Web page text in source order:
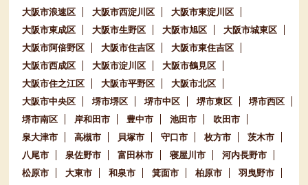
大阪市浪速区
大阪市西淀川区
大阪市東淀川区
大阪市東成区
大阪市生野区 大阪市旭区
大阪市城東区
大阪市阿倍野区
大阪市住吉区
大阪市東住吉区
大阪市西成区
大阪市淀川区
大阪市鶴見区
大阪市住之江区
大阪市平野区
大阪市北区
大阪市中央区
堺市堺区 堺市中区 堺市東区
堺市西区
堺市南区
岸和田市 豊中市 池田市
吹田市
泉大津市
高槻市 貝塚市 守口市 枚方市
茨木市
八尾市
泉佐野市 富田林市 寝屋川市
河内長野市
松原市
大東市 和泉市 箕面市 柏原市
羽曳野市